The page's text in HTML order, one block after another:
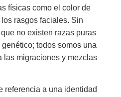
físicas como el color de
rasgos faciales. Sin
no existen razas puras
todos somos una
las migraciones y mezclas
referencia a una identidad